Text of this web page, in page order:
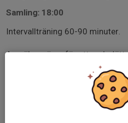
Samling: 18:00
Intervallträning 60-90 minuter.
Anmäl er gärna för att
planera passet, gruppindelning
beroende på antal och nivå på
Medlemmar från andra klubbar
era respektive klubbkläder.